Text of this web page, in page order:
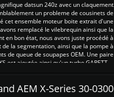
datsun 240z avec un claquement
un probleme de cousinets de
cet ensemble moteur boite extrait d'une
remplacé le vilebrequin ainsi que la
en bon état, nous avons juste procédé à
la segmentation, ainsi que la pompe à
de queue de soupapes OEM. Une paire
est ajoutée ainsi qu'un turbo GARETT ...
AEM X-Series 30-0300